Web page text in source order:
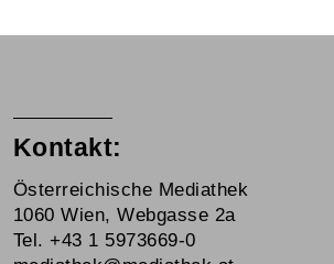
Kontakt:
Österreichische Mediathek
1060 Wien, Webgasse 2a
Tel. +43 1 5973669-0